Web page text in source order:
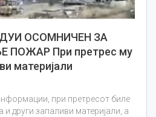
ОСОМНИЧЕН ЗА
ПОЖАР При претрес му
материјали
при претресот биле
и други запаливи материјали, а